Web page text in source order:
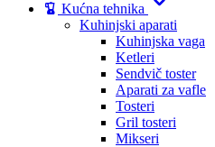
Kućna tehnika
Kuhinjski aparati
Kuhinjska vaga
Ketleri
Sendvič toster
Aparati za vafle
Tosteri
Gril tosteri
Mikseri